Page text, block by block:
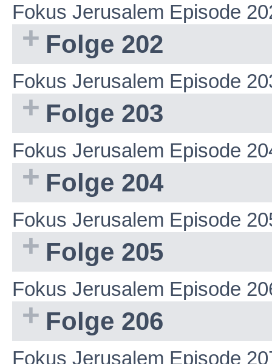
Fokus Jerusalem Episode
Folge 202
Fokus Jerusalem Episode
Folge 203
Fokus Jerusalem Episode
Folge 204
Fokus Jerusalem Episode
Folge 205
Fokus Jerusalem Episode
Folge 206
Fokus Jerusalem Episode